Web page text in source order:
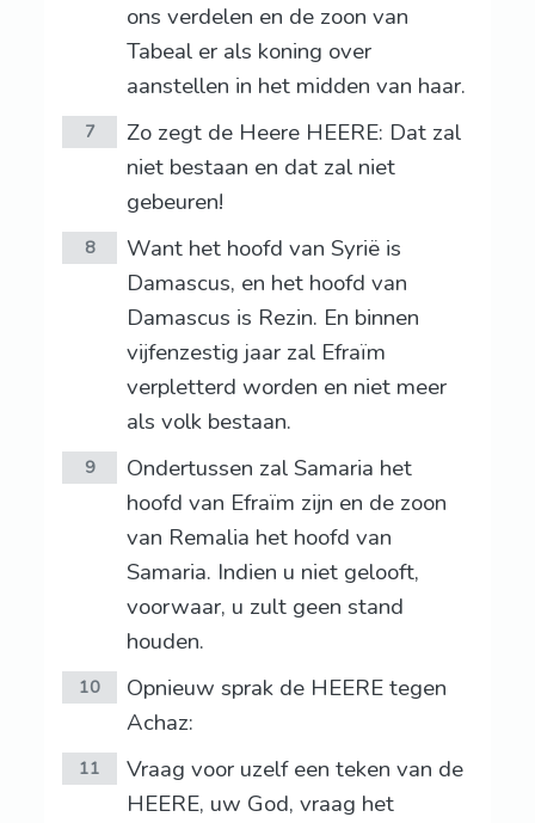
ons verdelen en de zoon van
Tabeal er als koning over
aanstellen in het midden van haar.
7
Zo zegt de Heere HEERE: Dat zal
niet bestaan en dat zal niet
gebeuren!
8
Want het hoofd van Syrië is
Damascus, en het hoofd van
Damascus is Rezin. En binnen
vijfenzestig jaar zal Efraïm
verpletterd worden en niet meer
als volk bestaan.
9
Ondertussen zal Samaria het
hoofd van Efraïm zijn en de zoon
van Remalia het hoofd van
Samaria. Indien u niet gelooft,
voorwaar, u zult geen stand
houden.
10
Opnieuw sprak de HEERE tegen
Achaz:
11
Vraag voor uzelf een teken van de
HEERE, uw God, vraag het